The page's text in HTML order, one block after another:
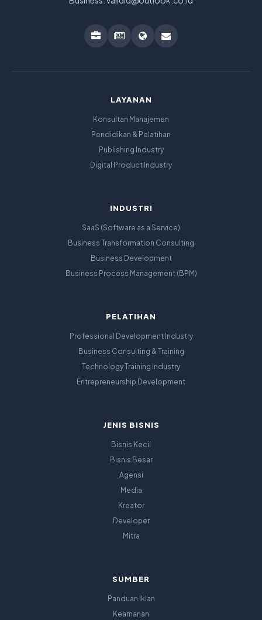
LAYANAN
Konsultan Manajemen
Pendidikan & Pelatihan
Publishing Industry
Digital Product Industry
INDUSTRI
SaaS (Software as a Service)
Business Transformation Consulting
Business Development
Business Process Management (BPM)
PELATIHAN
Professional Development Industry
Business Consulting & Training
Technology Training Industry
Entrepreneurship Development
JENIS BISNIS
Bisnis Kecil
Bisnis Besar
Agensi
Media
Kreator
Developer
Mitra
SUMBER
Panduan Iklan
Keamanan